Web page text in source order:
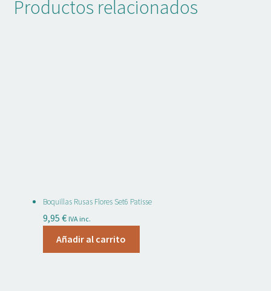
Productos relacionados
Boquillas Rusas Flores Set6 Patisse
9,95 € IVA inc.
Añadir al carrito